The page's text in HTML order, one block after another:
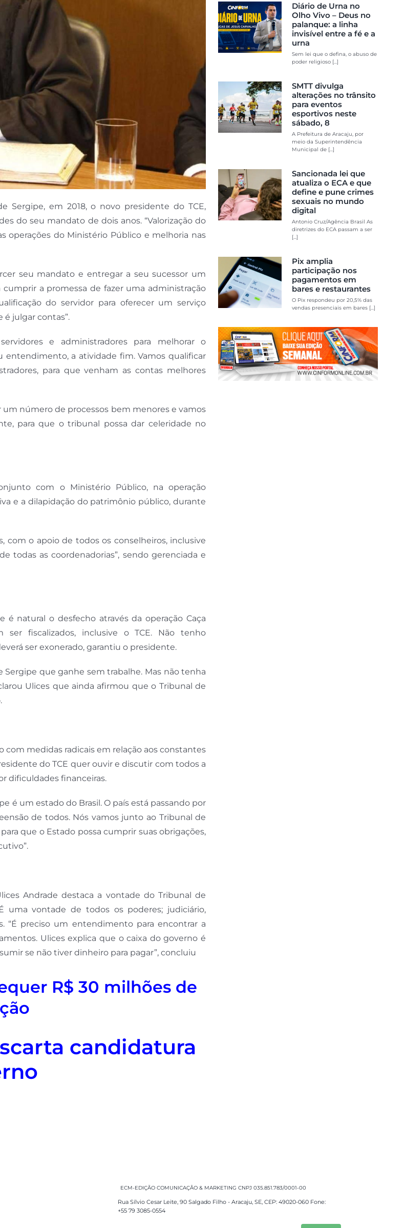
Sergipe, em 2018, o novo presidente do TCE,
do seu mandato de dois anos. “Valorização do
operações do Ministério Público e melhoria nas
seu mandato e entregar a seu sucessor um
a promessa de fazer uma administração
do servidor para oferecer um serviço
é julgar contas”.
e administradores para melhorar o
entendimento, a atividade fim. Vamos qualificar
para que venham as contas melhores
um número de processos bem menores e vamos
para que o tribunal possa dar celeridade no
com o Ministério Público, na operação
e a dilapidação do patrimônio público, durante
com o apoio de todos os conselheiros, inclusive
todas as coordenadorias”, sendo gerenciada e
é natural o desfecho através da operação Caça
fiscalizados, inclusive o TCE. Não tenho
ser exonerado, garantiu o presidente.
Sergipe que ganhe sem trabalhe. Mas não tenha
Ulices que ainda afirmou que o Tribunal de
medidas radicais em relação aos constantes
do TCE quer ouvir e discutir com todos a
dificuldades financeiras.
é um estado do Brasil. O país está passando por
de todos. Nós vamos junto ao Tribunal de
que o Estado possa cumprir suas obrigações,
Andrade destaca a vontade do Tribunal de
uma vontade de todos os poderes; judiciário,
“É preciso um entendimento para encontrar a
Ulices explica que o caixa do governo é
se não tiver dinheiro para pagar”, concluiu
R$ 30 milhões de
candidatura
Diário de Urna no
Olho Vivo – Deus no
palanque: a linha
invisível entre a fé e a
urna
Sem lei que o defina, o abuso de
poder religioso [...]
SMTT divulga
alterações no trânsito
para eventos
esportivos neste
sábado, 8
A Prefeitura de Aracaju, por
meio da Superintendência
Municipal de [...]
Sancionada lei que
atualiza o ECA e que
define e pune crimes
sexuais no mundo
digital
Antonio Cruz/Agência Brasil As
diretrizes do ECA passam a ser
[...]
Pix amplia
participação nos
pagamentos em
bares e restaurantes
O Pix respondeu por 20,5% das
vendas presenciais em bares [...]
ECM-EDIÇÃO COMUNICAÇÃO & MARKETING CNPJ 035.851.783/0001-00
Rua Sílvio Cesar Leite, 90 Salgado Filho - Aracaju, SE, CEP: 49020-060 Fone:
+55 79 3085-0554